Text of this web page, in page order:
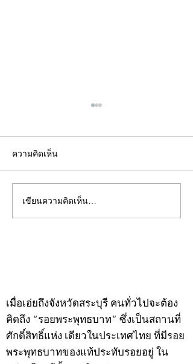
คอลัมน์"จับชีพจรวงการ
พระ"ประจำพุธที่ 29
ความคิดเห็น
เขียนความคิดเห็น…
เมื่อเอ่ยถึงจังหวัดสระบุรี คนทั่วไปจะต้อง
คิดถึง “รอยพระพุทธบาท” ซึ่งเป็นสถานที่
ศักดิ์สิทธิ์แห่ง เดียวในประเทศไทย ที่มีรอย
พระพุทธบาทของแท้ประทับรอยอยู่ ใน